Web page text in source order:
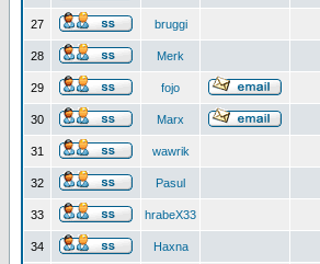
27 bruggi
28 Merk
29 fojo
30 Marx
31 wawrik
32 Pasul
33 hrabeX33
34 Haxna